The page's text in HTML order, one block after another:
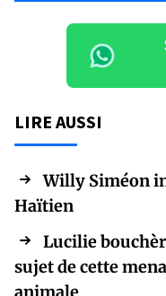
LIRE AUSSI
Willy Siméon
Haïtien
Lucilie
sujet de cette